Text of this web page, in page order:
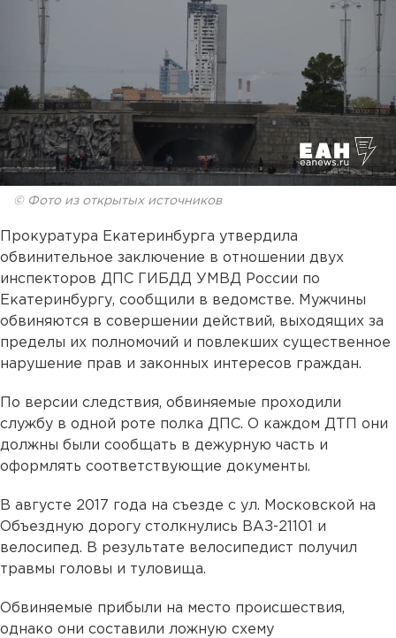
© Фото из открытых источников
Прокуратура Екатеринбурга утвердила
обвинительное заключение в отношении двух
инспекторов ДПС ГИБДД УМВД России по
Екатеринбургу, сообщили в ведомстве. Мужчины
обвиняются в совершении действий, выходящих за
пределы их полномочий и повлекших существенное
нарушение прав и законных интересов граждан.
По версии следствия, обвиняемые проходили
службу в одной роте полка ДПС. О каждом ДТП они
должны были сообщать в дежурную часть и
оформлять соответствующие документы.
В августе 2017 года на съезде с ул. Московской на
Объездную дорогу столкнулись ВАЗ-21101 и
велосипед. В результате велосипедист получил
травмы головы и туловища.
Обвиняемые прибыли на место происшествия,
однако они составили ложную схему